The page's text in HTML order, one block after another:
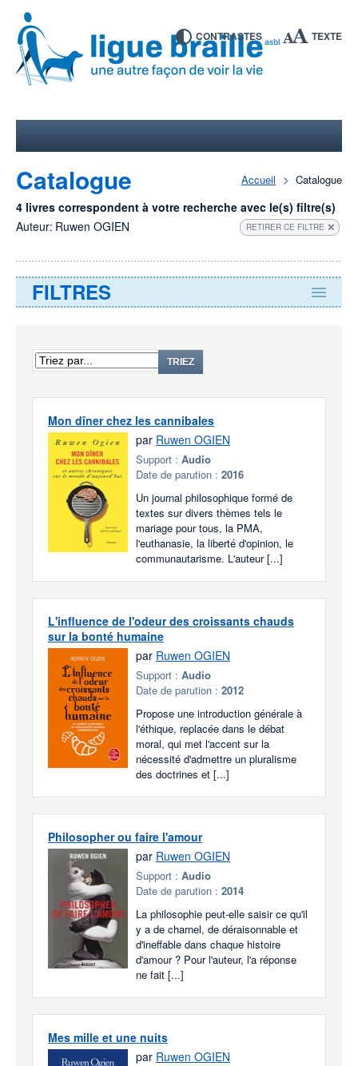
CONTRASTES TEXTE
Accueil Catalogue
Catalogue
4 livres correspondent à votre recherche avec le(s) filtre(s)
Auteur: Ruwen OGIEN RETIRER CE FILTRE
FILTRES
TRIEZ
Mon dîner chez les cannibales
par Ruwen OGIEN
Support : Audio
Date de parution : 2016
Un journal philosophique formé de
textes sur divers thèmes tels le
mariage pour tous, la PMA,
l'euthanasie, la liberté d'opinion, le
communautarisme. L'auteur [...]
L'influence de l'odeur des croissants chauds
sur la bonté humaine
par Ruwen OGIEN
Support : Audio
Date de parution : 2012
Propose une introduction générale à
l'éthique, replacée dans le débat
moral, qui met l'accent sur la
nécessité d'admettre un pluralisme
des doctrines et [...]
Philosopher ou faire l'amour
par Ruwen OGIEN
Support : Audio
Date de parution : 2014
La philosophie peut-elle saisir ce qu'il
y a de charnel, de déraisonnable et
d'ineffable dans chaque histoire
d'amour ? Pour l'auteur, l'a réponse
ne fait [...]
Mes mille et une nuits
par Ruwen OGIEN